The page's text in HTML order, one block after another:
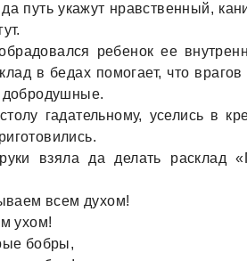
путь укажут нравственный,
ребенок ее
в бедах помогает, что врагов
добродушные.
гадательному, уселись в
взяла да делать расклад
всем духом!
ухом!
бобры,